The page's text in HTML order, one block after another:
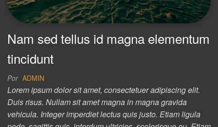
Nam sed tellus id magna elementum
tincidunt
Por ADMIN
Lorem ipsum dolor sit amet, consectetuer adipiscing elit.
Duis risus. Nullam sit amet magna in magna gravida
vehicula. Integer imperdiet lectus quis justo. Etiam ligula